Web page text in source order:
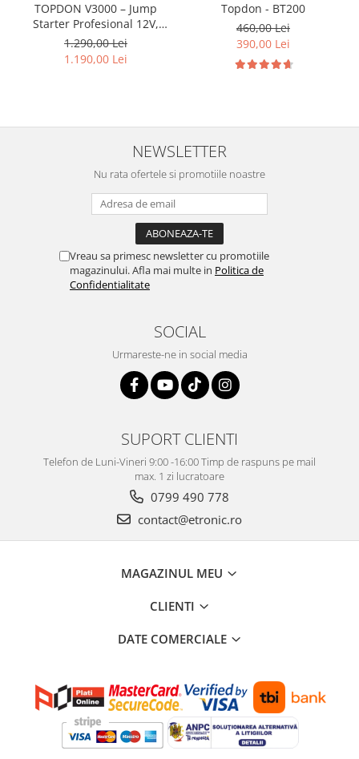
TOPDON V3000 – Jump
Starter Profesional 12V,
3000A
1.290,00 Lei
1.190,00 Lei
Topdon - BT200
460,00 Lei
390,00 Lei
NEWSLETTER
Nu rata ofertele si promotiile noastre
Vreau sa primesc newsletter cu promotiile
magazinului. Afla mai multe in Politica de
Confidentialitate
SOCIAL
Urmareste-ne in social media
SUPORT CLIENTI
Telefon de Luni-Vineri 9:00 -16:00 Timp de raspuns pe mail
max. 1 zi lucratoare
0799 490 778
contact@etronic.ro
MAGAZINUL MEU
CLIENTI
DATE COMERCIALE